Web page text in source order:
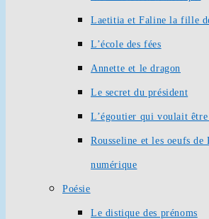
Laetitia et Faline la fille
L’école des fées
Annette et le dragon
Le secret du président
L’égoutier qui voulait
Rousseline et les oeufs de
numérique
Poésie
Le distique des prénoms